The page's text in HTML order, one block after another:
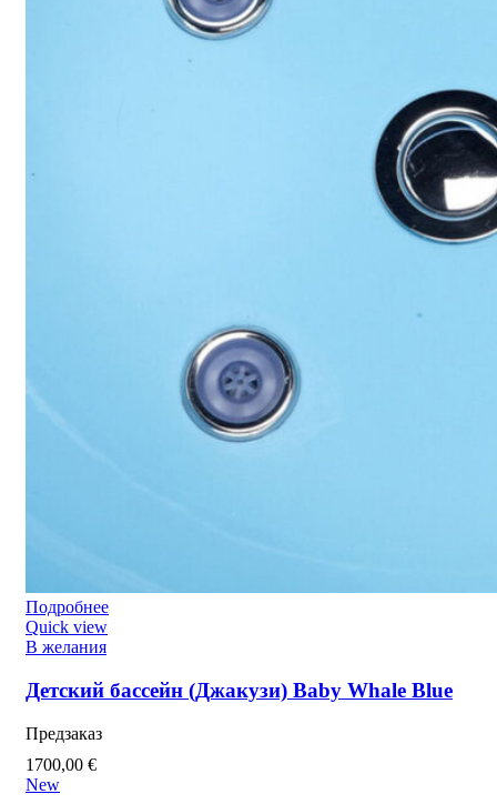
Подробнее
Quick view
В желания
Детский бассейн (Джакузи) Baby Whale Blue
Предзаказ
1700,00 €
New